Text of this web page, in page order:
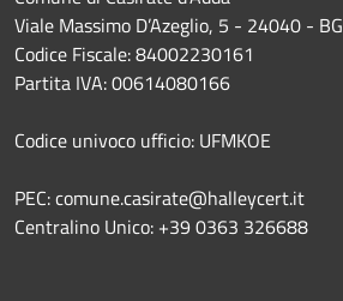
Viale Massimo D’Azeglio, 5 - 24040 - BG
Codice Fiscale: 84002230161
Partita IVA: 00614080166
Codice univoco ufficio: UFMKOE
PEC: comune.casirate@halleycert.it
Centralino Unico: +39 0363 326688